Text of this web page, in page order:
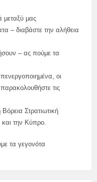
μεταξύ μας
– διαβάστε την αλήθεια
– ας πούμε τα
οι
τις
Στρατιωτική
και την Κύπρο.
τα γεγονότα